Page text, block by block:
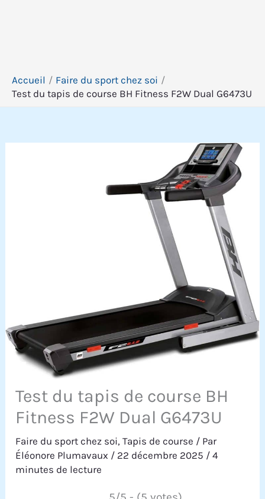
Accueil
Faire du sport chez soi
Test du tapis de course BH Fitness F2W Dual G6473U
Test du tapis de course BH
Fitness F2W Dual G6473U
Faire du sport chez soi,Tapis de course / Par
Éléonore Plumavaux / 22 décembre 2025 /4
minutes de lecture